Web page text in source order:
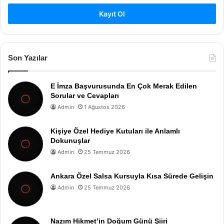
Kayıt Ol
Son Yazılar
E İmza Başvurusunda En Çok Merak Edilen
Sorular ve Cevapları
Admin 1 Ağustos 2026
Kişiye Özel Hediye Kutuları ile Anlamlı
Dokunuşlar
Admin 25 Temmuz 2026
Ankara Özel Salsa Kursuyla Kısa Sürede Gelişin
Admin 25 Temmuz 2026
Nazım Hikmet’in Doğum Günü Şiiri